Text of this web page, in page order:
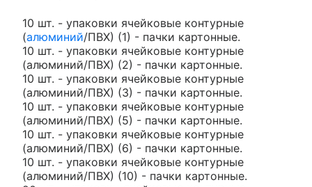
10 шт. - упаковки ячейковые контурные
(алюминий/ПВХ) (1) - пачки картонные.
10 шт. - упаковки ячейковые контурные
(алюминий/ПВХ) (2) - пачки картонные.
10 шт. - упаковки ячейковые контурные
(алюминий/ПВХ) (3) - пачки картонные.
10 шт. - упаковки ячейковые контурные
(алюминий/ПВХ) (5) - пачки картонные.
10 шт. - упаковки ячейковые контурные
(алюминий/ПВХ) (6) - пачки картонные.
10 шт. - упаковки ячейковые контурные
(алюминий/ПВХ) (10) - пачки картонные.